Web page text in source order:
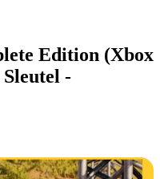
Edition (Xbox
-